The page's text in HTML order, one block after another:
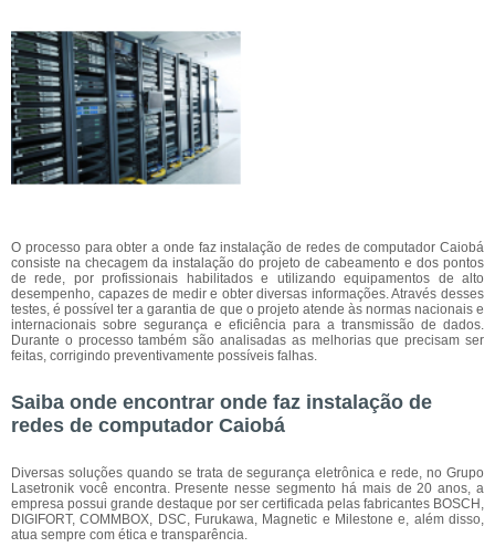
O processo para obter a onde faz instalação de redes de computador Caiobá
consiste na checagem da instalação do projeto de cabeamento e dos pontos
de rede, por profissionais habilitados e utilizando equipamentos de alto
desempenho, capazes de medir e obter diversas informações. Através desses
testes, é possível ter a garantia de que o projeto atende às normas nacionais e
internacionais sobre segurança e eficiência para a transmissão de dados.
Durante o processo também são analisadas as melhorias que precisam ser
feitas, corrigindo preventivamente possíveis falhas.
Saiba onde encontrar onde faz instalação de
redes de computador Caiobá
Diversas soluções quando se trata de segurança eletrônica e rede, no Grupo
Lasetronik você encontra. Presente nesse segmento há mais de 20 anos, a
empresa possui grande destaque por ser certificada pelas fabricantes BOSCH,
DIGIFORT, COMMBOX, DSC, Furukawa, Magnetic e Milestone e, além disso,
atua sempre com ética e transparência.